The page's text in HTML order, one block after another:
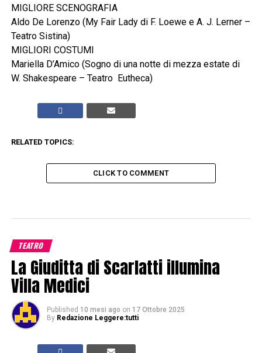
MIGLIORE SCENOGRAFIA
Aldo De Lorenzo (My Fair Lady di F. Loewe e A. J. Lerner –
Teatro Sistina)
MIGLIORI COSTUMI
Mariella D’Amico (Sogno di una notte di mezza estate di
W. Shakespeare – Teatro Eutheca)
RELATED TOPICS:
CLICK TO COMMENT
TEATRO
La Giuditta di Scarlatti illumina
Villa Medici
Published 10 mesi ago on 17 Ottobre 2025
By Redazione Leggere:tutti